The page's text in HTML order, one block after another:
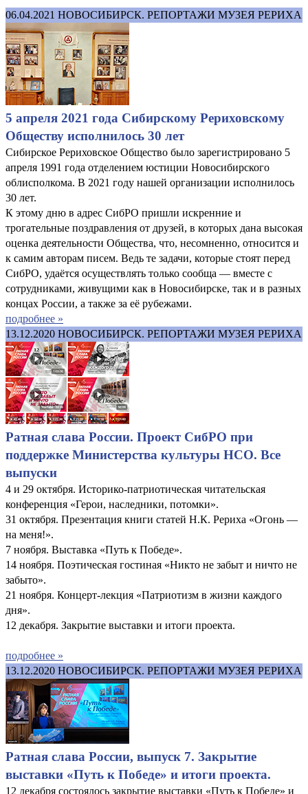
06.04.2021 НОВОСИБИРСК. РЕПОРТАЖИ МУЗЕЯ РЕРИХА
5 апреля 2021 года Сибирскому Рериховскому
Обществу исполнилось 30 лет
Сибирское Рериховское Общество было зарегистрировано 5
апреля 1991 года отделением юстиции Новосибирского
облисполкома. В 2021 году нашей организации исполнилось
30 лет.
К этому дню в адрес СибРО пришли искренние и
трогательные поздравления от друзей, в которых дана высокая
оценка деятельности Общества, что, несомненно, относится и
к самим авторам писем. Ведь те задачи, которые стоят перед
СибРО, удаётся осуществлять только сообща — вместе с
сотрудниками, живущими как в Новосибирске, так и в разных
концах России, а также за её рубежами.
подробнее »
13.12.2020 НОВОСИБИРСК. РЕПОРТАЖИ МУЗЕЯ РЕРИХА
Ратная слава России. Проект СибРО при
поддержке Министерства культуры НСО. Все
выпуски
4 и 29 октября. Историко-патриотическая читательская
конференция «Герои, наследники, потомки».
31 октября. Презентация книги статей Н.К. Рериха «Огонь —
на меня!».
7 ноября. Выставка «Путь к Победе».
14 ноября. Поэтическая гостиная «Никто не забыт и ничто не
забыто».
21 ноября. Концерт-лекция «Патриотизм в жизни каждого
дня».
12 декабря. Закрытие выставки и итоги проекта.
подробнее »
13.12.2020 НОВОСИБИРСК. РЕПОРТАЖИ МУЗЕЯ РЕРИХА
Ратная слава России, выпуск 7. Закрытие
выставки «Путь к Победе» и итоги проекта.
12 декабря состоялось закрытие выставки «Путь к Победе» и